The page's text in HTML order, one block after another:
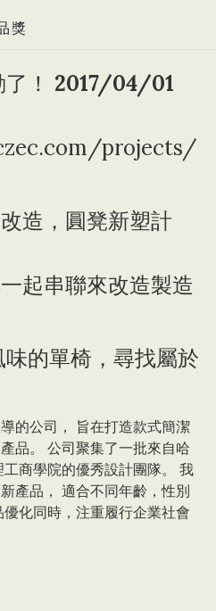
獎
！ 2017/04/01
projects/
造，圓凳新塑計
起串聯來改造製造
的單椅，尋找屬於
的公司， 旨在打造款式簡潔
品。 公司聚集了一批來自哈
商學院的優秀設計團隊。 我
產品， 適合不同年齡，性別
化同時，注重履行企業社會